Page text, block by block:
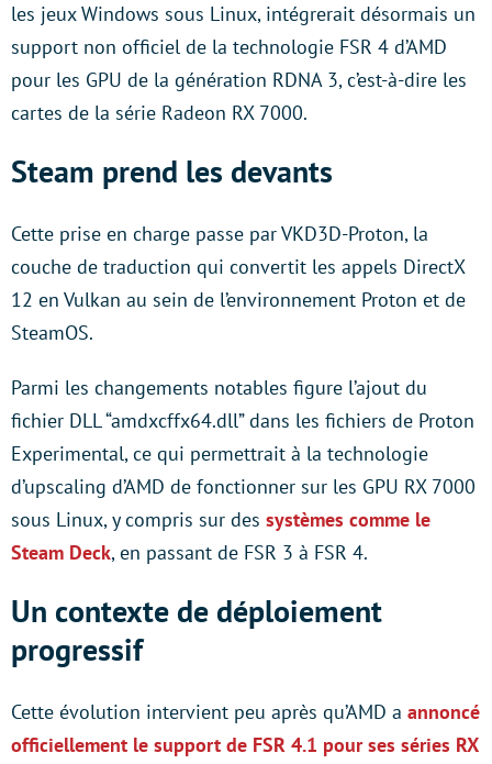
les jeux Windows sous Linux, intégrerait désormais un
support non officiel de la technologie FSR 4 d’AMD
pour les GPU de la génération RDNA 3, c’est-à-dire les
cartes de la série Radeon RX 7000.
Steam prend les devants
Cette prise en charge passe par VKD3D-Proton, la
couche de traduction qui convertit les appels DirectX
12 en Vulkan au sein de l’environnement Proton et de
SteamOS.
Parmi les changements notables figure l’ajout du
fichier DLL “amdxcffx64.dll” dans les fichiers de Proton
Experimental, ce qui permettrait à la technologie
d’upscaling d’AMD de fonctionner sur les GPU RX 7000
sous Linux, y compris sur des systèmes comme le
Steam Deck, en passant de FSR 3 à FSR 4.
Un contexte de déploiement
progressif
Cette évolution intervient peu après qu’AMD a annoncé
officiellement le support de FSR 4.1 pour ses séries RX